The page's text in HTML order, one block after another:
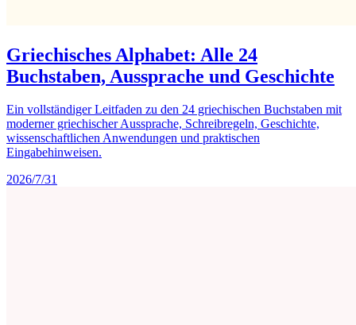
Griechisches Alphabet: Alle 24
Buchstaben, Aussprache und Geschichte
Ein vollständiger Leitfaden zu den 24 griechischen Buchstaben mit
moderner griechischer Aussprache, Schreibregeln, Geschichte,
wissenschaftlichen Anwendungen und praktischen
Eingabehinweisen.
2026/7/31